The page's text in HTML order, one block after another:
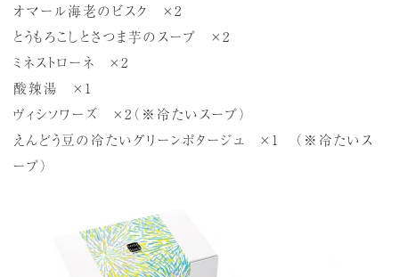
オマール海老のビスク ×2
とうもろこしとさつま芋のスープ ×2
ミネストローネ ×2
酸辣湯 ×1
ヴィシソワーズ ×2（※冷たいスープ）
えんどう豆の冷たいグリーンポタージュ ×1 （※冷たいス
ープ）